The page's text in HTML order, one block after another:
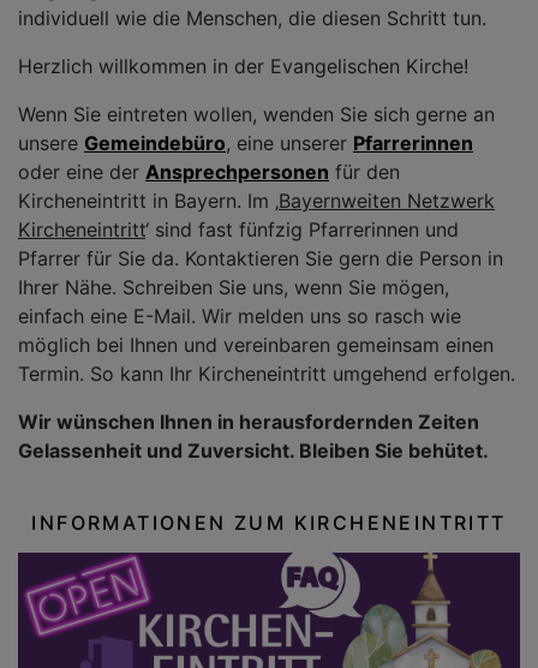
individuell wie die Menschen, die diesen Schritt tun.
Herzlich willkommen in der Evangelischen Kirche!
Wenn Sie eintreten wollen, wenden Sie sich gerne an
unsere Gemeindebüro, eine unserer Pfarrerinnen
oder eine der Ansprechpersonen für den
Kircheneintritt in Bayern. Im ‚Bayernweiten Netzwerk
Kircheneintritt‘ sind fast fünfzig Pfarrerinnen und
Pfarrer für Sie da. Kontaktieren Sie gern die Person in
Ihrer Nähe. Schreiben Sie uns, wenn Sie mögen,
einfach eine E-Mail. Wir melden uns so rasch wie
möglich bei Ihnen und vereinbaren gemeinsam einen
Termin. So kann Ihr Kircheneintritt umgehend erfolgen.
Wir wünschen Ihnen in herausfordernden Zeiten
Gelassenheit und Zuversicht. Bleiben Sie behütet.
INFORMATIONEN ZUM KIRCHENEINTRITT